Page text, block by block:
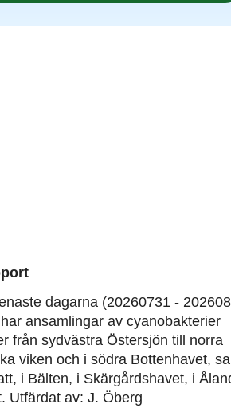
dagarna (20260731 -
ansamlingar av cyanobakterier
från sydvästra Östersjön till norra
viken och i södra Bottenhavet,
i Bälten, i Skärgårdshavet, i
Utfärdat av: J. Öberg